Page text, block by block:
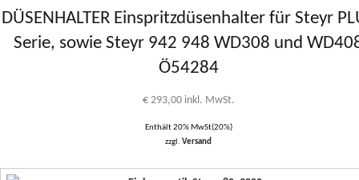
DÜSENHALTER Einspritzdüsenhalter für Steyr
Serie, sowie Steyr 942 948 WD308 und
Ö54284
€293,00 inkl. MwSt.
Enthält 20% MwSt(20%)
zzgl.Versand